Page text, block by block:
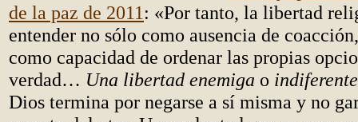
de la paz de 2011 : «Por tanto, la libertad
entender no sólo como ausencia de
como capacidad de ordenar las propias
verdad… Una libertad enemiga o indiferente
Dios termina por negarse a sí misma y no